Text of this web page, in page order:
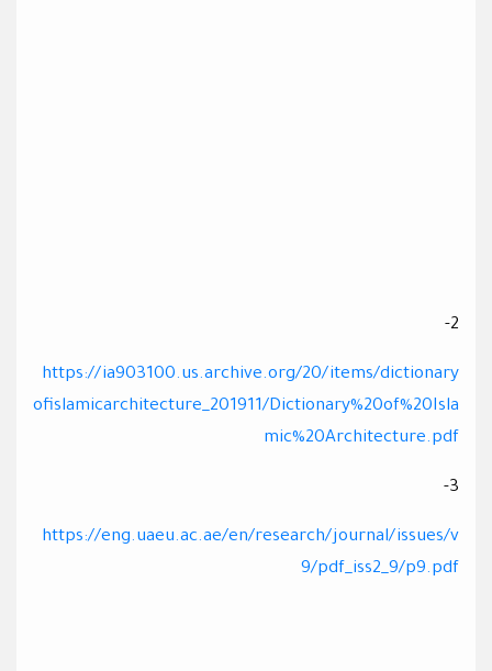
2-
https://ia903100.us.archive.org/20/items/dictionary
ofislamicarchitecture_201911/Dictionary%20of%20Isla
mic%20Architecture.pdf
3-
https://eng.uaeu.ac.ae/en/research/journal/issues/v
9/pdf_iss2_9/p9.pdf